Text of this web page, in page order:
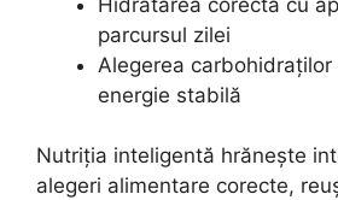
parcursul zilei
Alegerea
energie stabilă
Nutriția inteligentă hrănește
alegeri alimentare corecte,